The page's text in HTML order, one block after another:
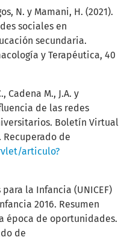
N. y Mamani, H. (2021).
sociales en
secundaria.
y Terapéutica, 40
Cadena M., J.A. y
de las redes
Boletín Virtual
de
articulo?
la Infancia (UNICEF)
2016. Resumen
época de oportunidades.
de